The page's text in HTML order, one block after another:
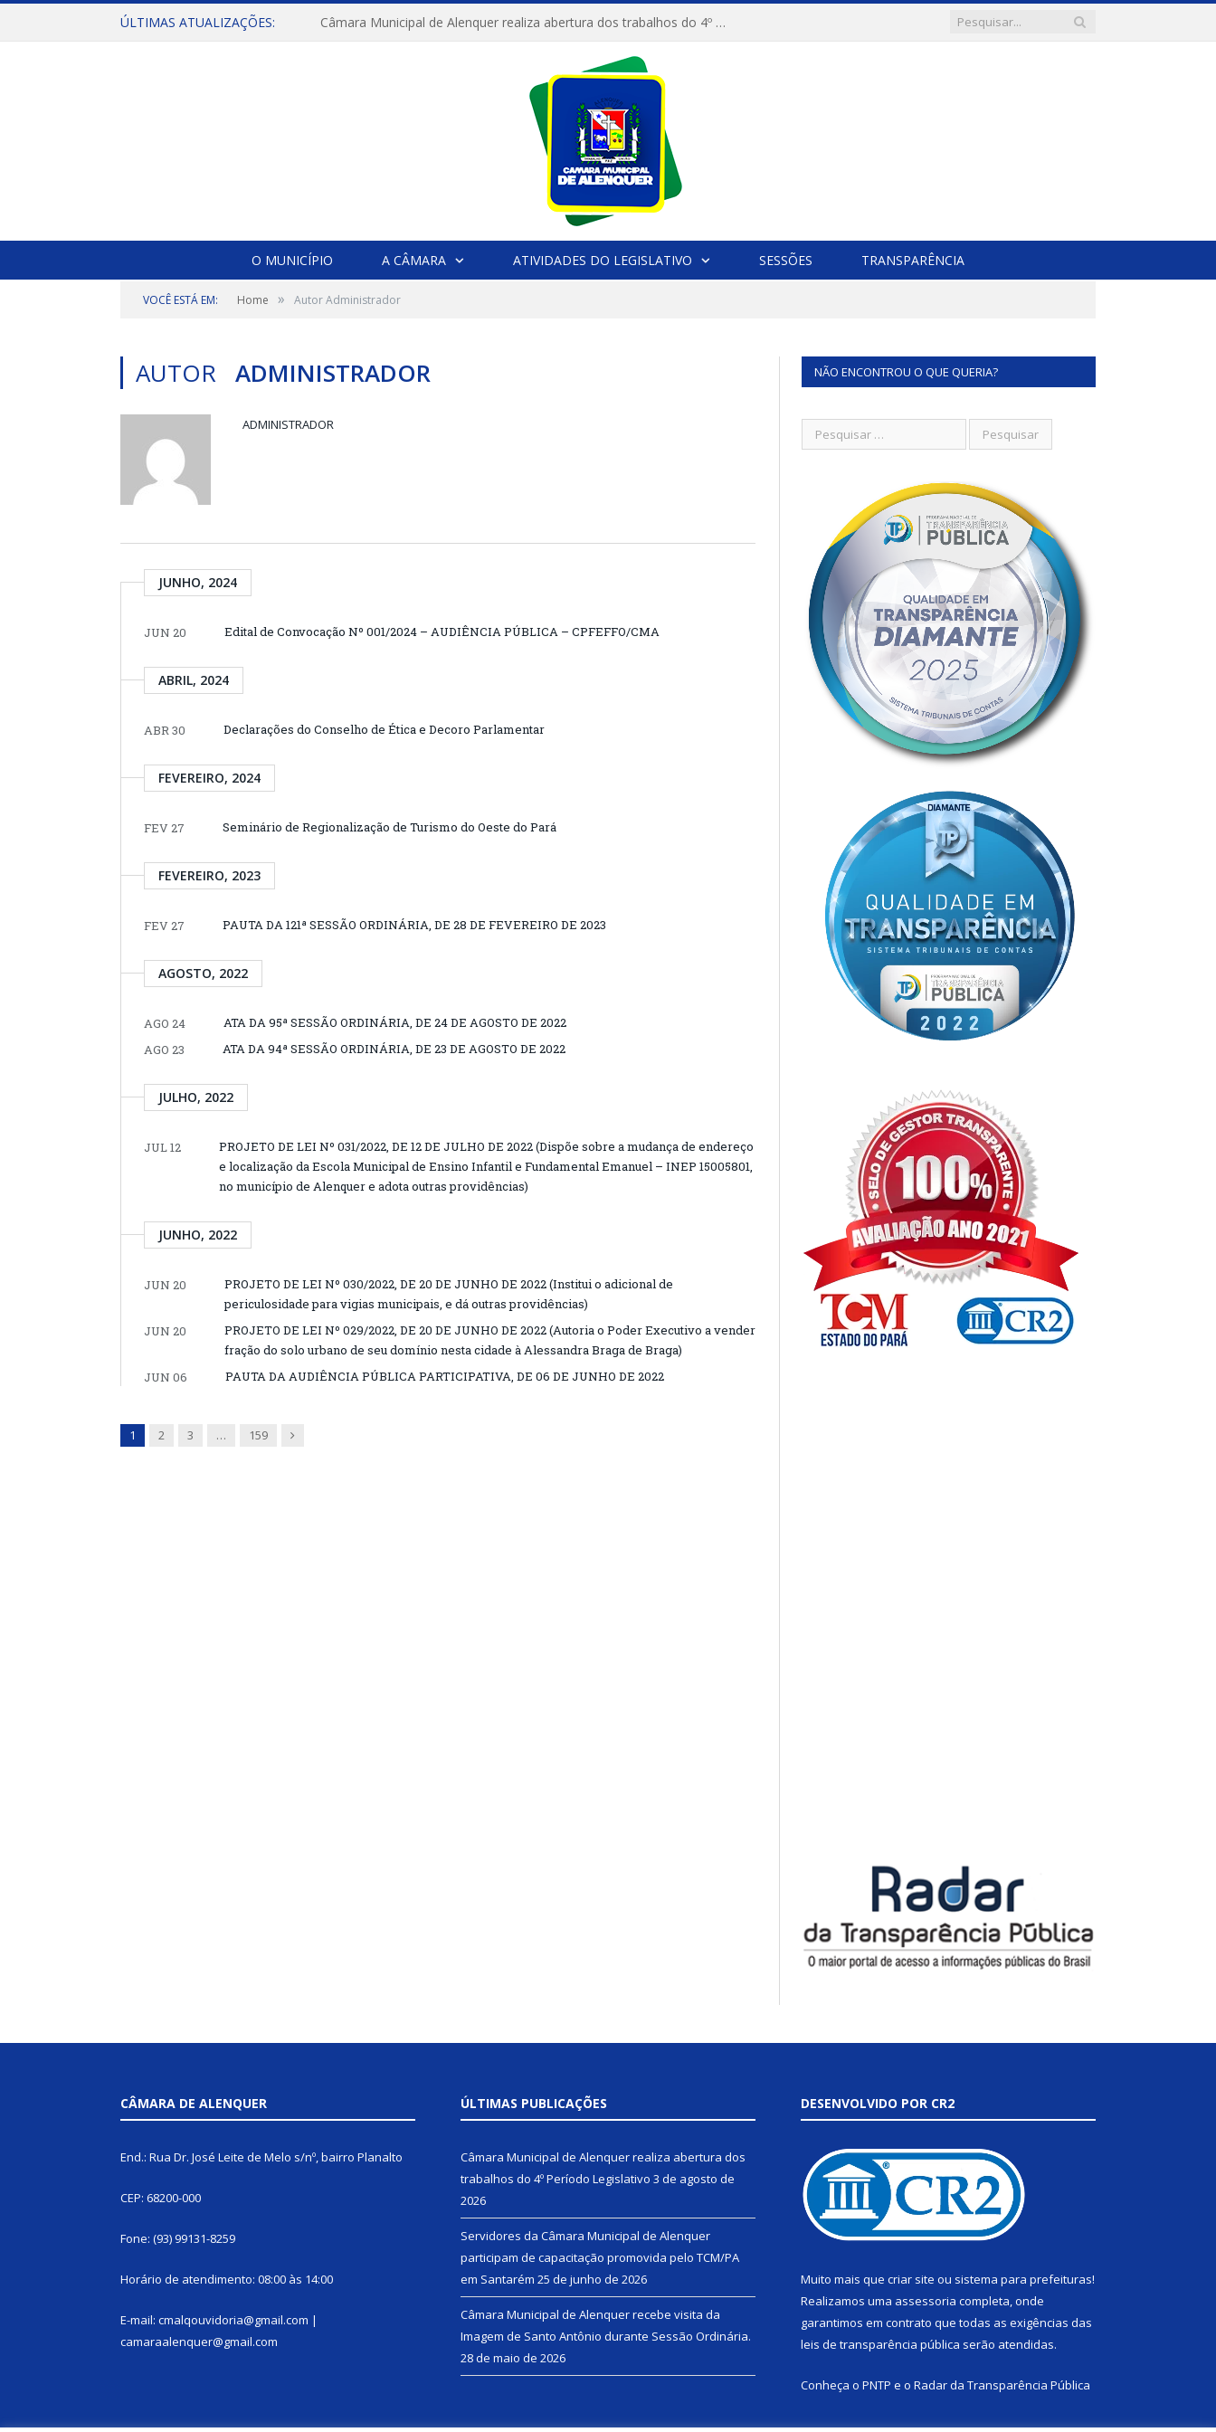
ÚLTIMAS ATUALIZAÇÕES: Câmara Municipal de Alenquer realiza abertura dos trabalhos do 4º Período Legislativo
O MUNICÍPIO A CÂMARA ATIVIDADES DO LEGISLATIVO SESSÕES TRANSPARÊNCIA
VOCÊ ESTÁ EM: Home » Autor Administrador
AUTOR ADMINISTRADOR
ADMINISTRADOR
JUNHO, 2024
JUN 20 Edital de Convocação Nº 001/2024 – AUDIÊNCIA PÚBLICA – CPFEFFO/CMA
ABRIL, 2024
ABR 30 Declarações do Conselho de Ética e Decoro Parlamentar
FEVEREIRO, 2024
FEV 27 Seminário de Regionalização de Turismo do Oeste do Pará
FEVEREIRO, 2023
FEV 27 PAUTA DA 121ª SESSÃO ORDINÁRIA, DE 28 DE FEVEREIRO DE 2023
AGOSTO, 2022
AGO 24
ATA DA 95ª SESSÃO ORDINÁRIA, DE 24 DE AGOSTO DE 2022
AGO 23
ATA DA 94ª SESSÃO ORDINÁRIA, DE 23 DE AGOSTO DE 2022
JULHO, 2022
JUL 12
PROJETO DE LEI Nº 031/2022, DE 12 DE JULHO DE 2022 (Dispõe sobre a mudança de endereço
e localização da Escola Municipal de Ensino Infantil e Fundamental Emanuel – INEP 15005801,
no município de Alenquer e adota outras providências)
JUNHO, 2022
JUN 20
PROJETO DE LEI Nº 030/2022, DE 20 DE JUNHO DE 2022 (Institui o adicional de
periculosidade para vigias municipais, e dá outras providências)
JUN 20
PROJETO DE LEI Nº 029/2022, DE 20 DE JUNHO DE 2022 (Autoria o Poder Executivo a vender
fração do solo urbano de seu domínio nesta cidade à Alessandra Braga de Braga)
JUN 06
PAUTA DA AUDIÊNCIA PÚBLICA PARTICIPATIVA, DE 06 DE JUNHO DE 2022
1 2 3 … 159 Next
NÃO ENCONTROU O QUE QUERIA?
CÂMARA DE ALENQUER
End.: Rua Dr. José Leite de Melo s/nº, bairro Planalto
CEP: 68200-000
Fone: (93) 99131-8259
Horário de atendimento: 08:00 às 14:00
E-mail: cmalqouvidoria@gmail.com |
camaraalenquer@gmail.com
ÚLTIMAS PUBLICAÇÕES
Câmara Municipal de Alenquer realiza abertura dos
trabalhos do 4º Período Legislativo 3 de agosto de
2026
Servidores da Câmara Municipal de Alenquer
participam de capacitação promovida pelo TCM/PA
em Santarém 25 de junho de 2026
Câmara Municipal de Alenquer recebe visita da
Imagem de Santo Antônio durante Sessão Ordinária.
28 de maio de 2026
DESENVOLVIDO POR CR2
Muito mais que criar site ou sistema para prefeituras!
Realizamos uma assessoria completa, onde
garantimos em contrato que todas as exigências das
leis de transparência pública serão atendidas.
Conheça o PNTP e o Radar da Transparência Pública